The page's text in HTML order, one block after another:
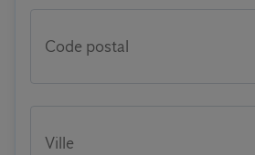
Code postal
Ville